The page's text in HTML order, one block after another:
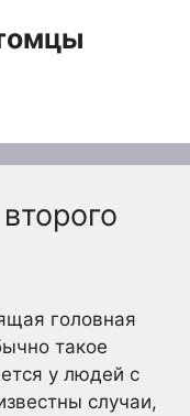
головная
такое
у людей с
случаи,